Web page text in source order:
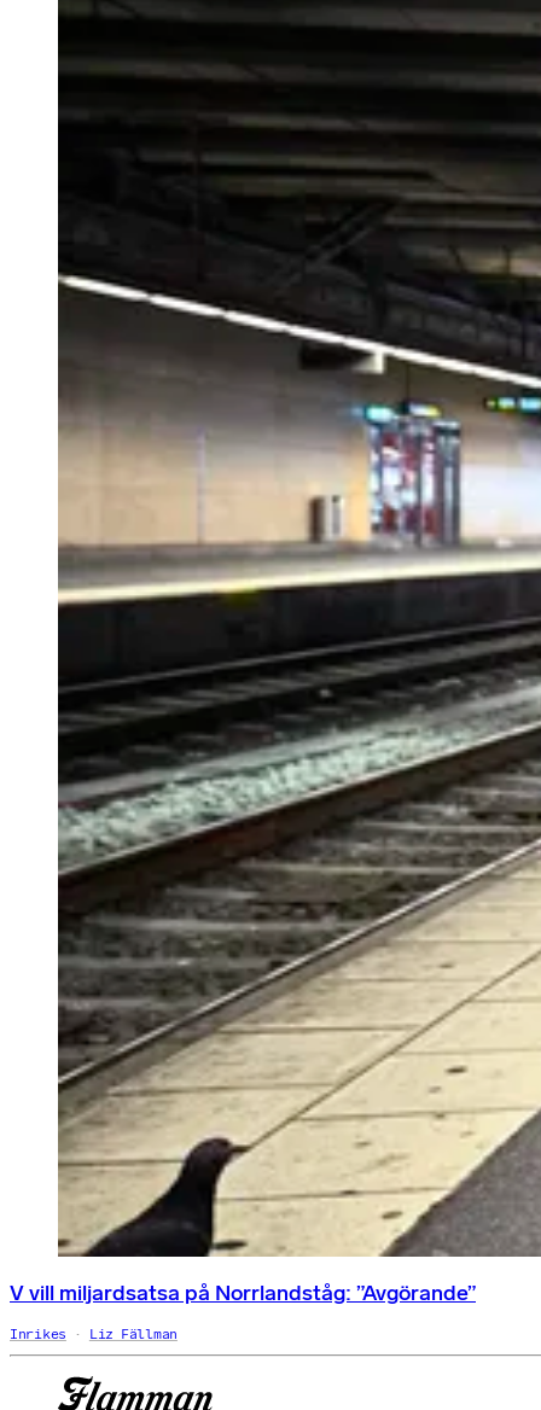
V vill miljardsatsa på Norrlandståg: ”Avgörande”
Inrikes Liz Fällman